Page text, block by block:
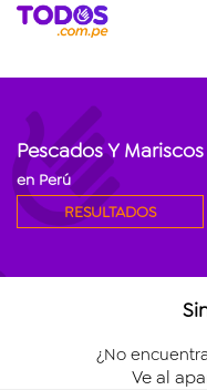
Pescados Y Mariscos
en Perú
RESULTADOS
¿No
Ve al